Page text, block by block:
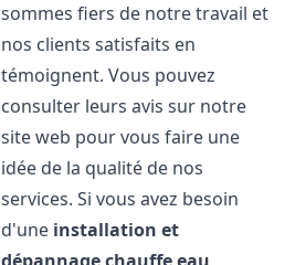
sommes fiers de notre travail et
nos clients satisfaits en
témoignent. Vous pouvez
consulter leurs avis sur notre
site web pour vous faire une
idée de la qualité de nos
services. Si vous avez besoin
d'une installation et